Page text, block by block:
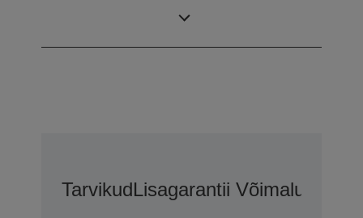
TarvikudLisagarantii Võimalused